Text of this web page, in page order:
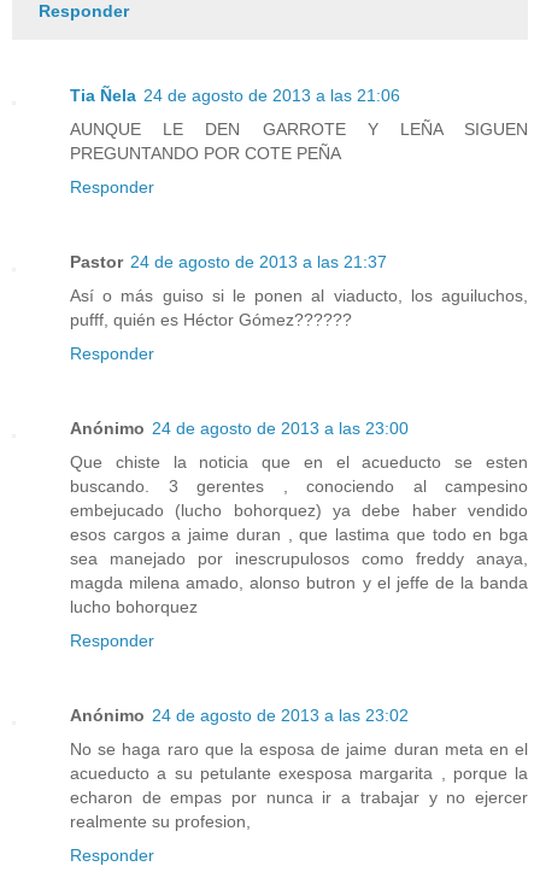
Responder
Tia Ñela 24 de agosto de 2013 a las 21:06
AUNQUE LE DEN GARROTE Y LEÑA SIGUEN
PREGUNTANDO POR COTE PEÑA
Responder
Pastor 24 de agosto de 2013 a las 21:37
Así o más guiso si le ponen al viaducto, los aguiluchos,
pufff, quién es Héctor Gómez??????
Responder
Anónimo 24 de agosto de 2013 a las 23:00
Que chiste la noticia que en el acueducto se esten
buscando. 3 gerentes , conociendo al campesino
embejucado (lucho bohorquez) ya debe haber vendido
esos cargos a jaime duran , que lastima que todo en bga
sea manejado por inescrupulosos como freddy anaya,
magda milena amado, alonso butron y el jeffe de la banda
lucho bohorquez
Responder
Anónimo 24 de agosto de 2013 a las 23:02
No se haga raro que la esposa de jaime duran meta en el
acueducto a su petulante exesposa margarita , porque la
echaron de empas por nunca ir a trabajar y no ejercer
realmente su profesion,
Responder